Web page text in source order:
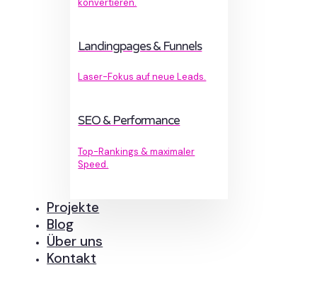
konvertieren.
Landingpages & Funnels
Laser-Fokus auf neue Leads.
SEO & Performance
Top-Rankings & maximaler
Speed.
Projekte
Blog
Über uns
Kontakt